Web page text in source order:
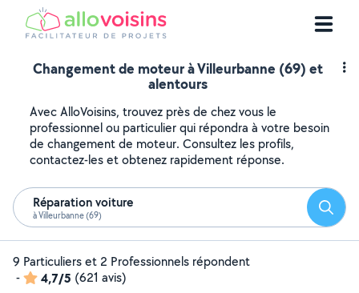
Changement de moteur à Villeurbanne (69) et
alentours
Avec AlloVoisins, trouvez près de chez vous le
professionnel ou particulier qui répondra à votre besoin
de changement de moteur. Consultez les profils,
contactez-les et obtenez rapidement réponse.
Réparation voiture
à Villeurbanne (69)
9 Particuliers et 2 Professionnels répondent
-
4,7/5 (621 avis)